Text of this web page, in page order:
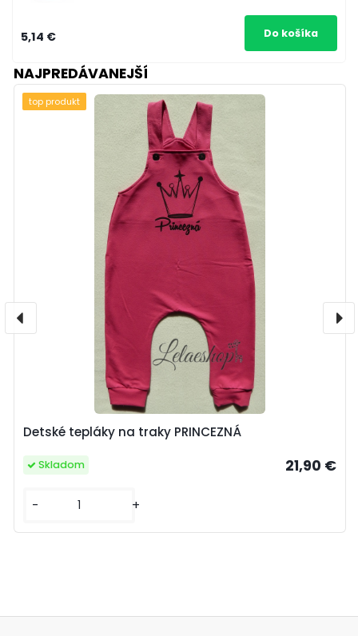
5,14 €
NAJPREDÁVANEJŠÍ
Detské tepláky na traky PRINCEZNÁ
21,90 €
- +
Skladom
top produkt